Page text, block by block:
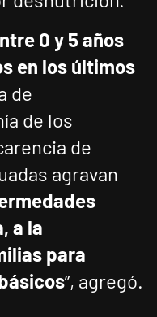
0 y 5 años
en los últimos
de
de los
de
agravan
a la
para
”, agregó.